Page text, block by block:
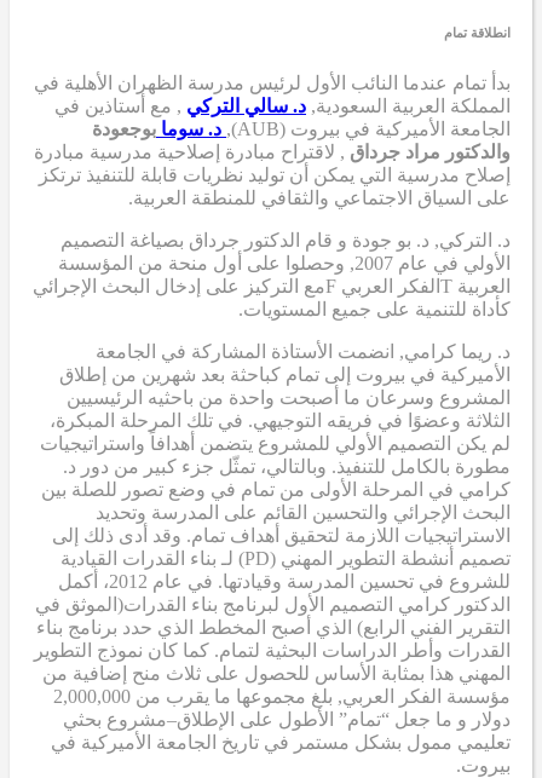
انطلاقة تمام
بدأ تمام عندما النائب الأول لرئيس مدرسة الظهران الأهلية في
المملكة العربية السعودية, د. سالي التركي , مع أستاذين في
الجامعة الأميركية في بيروت (AUB),
د. سوما بوجعودة
والدكتور مراد جرداق , لاقتراح مبادرة إصلاحية مدرسية مبادرة
إصلاح مدرسية التي يمكن أن توليد نظريات قابلة للتنفيذ ترتكز
على السياق الاجتماعي والثقافي للمنطقة العربية.
د. التركي, د. بو جودة و قام الدكتور جرداق بصياغة التصميم
الأولي في عام 2007,
وحصلوا على أول منحة من المؤسسة
العربية T الفكر العربي Fمع التركيز على إدخال البحث الإجرائي
كأداة للتنمية على جميع المستويات.
د. ريما كرامي, انضمت الأستاذة المشاركة في الجامعة
الأميركية في بيروت إلى تمام كباحثة بعد شهرين من إطلاق
المشروع وسرعان ما أصبحت واحدة من باحثيه الرئيسيين
الثلاثة وعضوًا في فريقه التوجيهي. في تلك المرحلة المبكرة،
لم يكن التصميم الأولي للمشروع يتضمن أهدافاً واستراتيجيات
مطورة بالكامل للتنفيذ. وبالتالي، تمثّل جزء كبير من دور د.
كرامي في المرحلة الأولى من تمام في وضع تصور للصلة بين
البحث الإجرائي والتحسين القائم على المدرسة وتحديد
الاستراتيجيات اللازمة لتحقيق أهداف تمام. وقد أدى ذلك إلى
تصميم أنشطة التطوير المهني (PD)
لـ بناء القدرات القيادية
للشروع في تحسين المدرسة وقيادتها. في عام 2012، أكمل
الدكتور كرامي التصميم الأول لبرنامج بناء القدرات(الموثق في
التقرير الفني الرابع) الذي أصبح المخطط الذي حدد برنامج بناء
القدرات وأطر الدراسات البحثية لتمام. كما كان نموذج التطوير
المهني هذا بمثابة الأساس للحصول على ثلاث منح إضافية من
مؤسسة الفكر العربي,
بلغ مجموعها ما يقرب من 2,000,000
دولار و ما جعل “تمام” الأطول على الإطلاق–مشروع بحثي
تعليمي ممول بشكل مستمر في تاريخ الجامعة الأميركية في
بيروت.